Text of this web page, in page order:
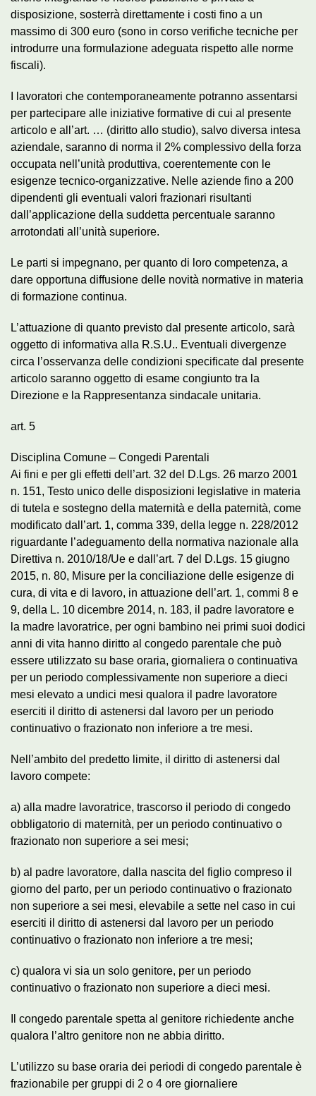
disposizione, sosterrà direttamente i costi fino a un
massimo di 300 euro (sono in corso verifiche tecniche per
introdurre una formulazione adeguata rispetto alle norme
fiscali).
I lavoratori che contemporaneamente potranno assentarsi
per partecipare alle iniziative formative di cui al presente
articolo e all’art. … (diritto allo studio), salvo diversa intesa
aziendale, saranno di norma il 2% complessivo della forza
occupata nell’unità produttiva, coerentemente con le
esigenze tecnico-organizzative. Nelle aziende fino a 200
dipendenti gli eventuali valori frazionari risultanti
dall’applicazione della suddetta percentuale saranno
arrotondati all’unità superiore.
Le parti si impegnano, per quanto di loro competenza, a
dare opportuna diffusione delle novità normative in materia
di formazione continua.
L’attuazione di quanto previsto dal presente articolo, sarà
oggetto di informativa alla R.S.U.. Eventuali divergenze
circa l’osservanza delle condizioni specificate dal presente
articolo saranno oggetto di esame congiunto tra la
Direzione e la Rappresentanza sindacale unitaria.
art. 5
Disciplina Comune – Congedi Parentali
Ai fini e per gli effetti dell’art. 32 del D.Lgs. 26 marzo 2001
n. 151, Testo unico delle disposizioni legislative in materia
di tutela e sostegno della maternità e della paternità, come
modificato dall’art. 1, comma 339, della legge n. 228/2012
riguardante l’adeguamento della normativa nazionale alla
Direttiva n. 2010/18/Ue e dall’art. 7 del D.Lgs. 15 giugno
2015, n. 80, Misure per la conciliazione delle esigenze di
cura, di vita e di lavoro, in attuazione dell’art. 1, commi 8 e
9, della L. 10 dicembre 2014, n. 183, il padre lavoratore e
la madre lavoratrice, per ogni bambino nei primi suoi dodici
anni di vita hanno diritto al congedo parentale che può
essere utilizzato su base oraria, giornaliera o continuativa
per un periodo complessivamente non superiore a dieci
mesi elevato a undici mesi qualora il padre lavoratore
eserciti il diritto di astenersi dal lavoro per un periodo
continuativo o frazionato non inferiore a tre mesi.
Nell’ambito del predetto limite, il diritto di astenersi dal
lavoro compete:
a) alla madre lavoratrice, trascorso il periodo di congedo
obbligatorio di maternità, per un periodo continuativo o
frazionato non superiore a sei mesi;
b) al padre lavoratore, dalla nascita del figlio compreso il
giorno del parto, per un periodo continuativo o frazionato
non superiore a sei mesi, elevabile a sette nel caso in cui
eserciti il diritto di astenersi dal lavoro per un periodo
continuativo o frazionato non inferiore a tre mesi;
c) qualora vi sia un solo genitore, per un periodo
continuativo o frazionato non superiore a dieci mesi.
Il congedo parentale spetta al genitore richiedente anche
qualora l’altro genitore non ne abbia diritto.
L’utilizzo su base oraria dei periodi di congedo parentale è
frazionabile per gruppi di 2 o 4 ore giornaliere